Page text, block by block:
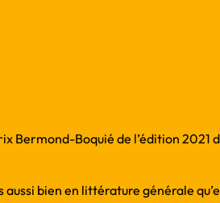
Bermond-Boquié de l’édition 2021
aussi bien en littérature générale